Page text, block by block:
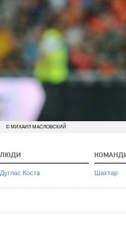
© МИХАИЛ МАСЛОВСКИЙ
ЛЮДИ
Дуглас Коста Шахтар